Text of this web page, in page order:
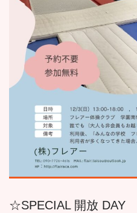
☆SPECIAL 開放